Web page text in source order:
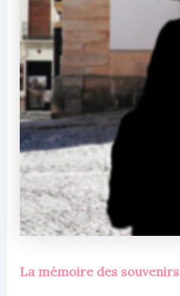
La mémoire des souvenirs